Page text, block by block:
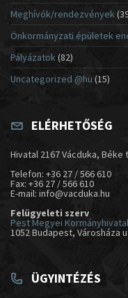
Meghívók/rendezvények
Önkormányzati épületek
Pályázatok (82)
Uncategorized @hu (15)
ELÉRHETŐSÉG
Hivatal 2167 Vácduka, Béke
Telefon: +36 27 / 566 610
Fax: +36 27 / 566 610
E-mail: info@vacduka.hu
Felügyeleti szerv
Pest Megyei Kormányhivatal
1052 Budapest, Városháza
ÜGYINTÉZÉS